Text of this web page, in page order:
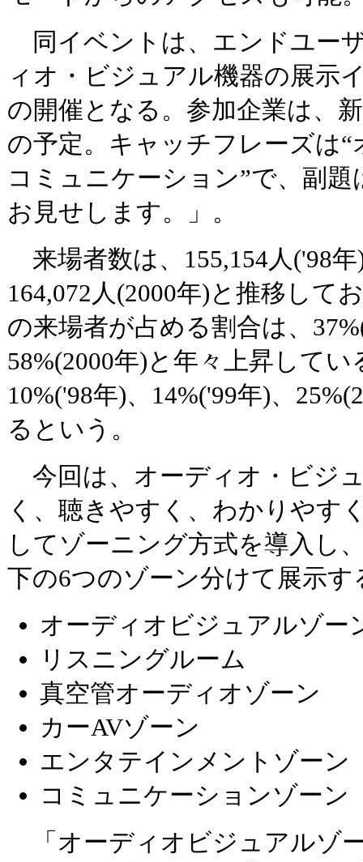
同イベントは、エンドユー
ィオ・ビジュアル機器の展示
の開催となる。参加企業は、
の予定。キャッチフレーズは
コミュニケーション”で、副題
お見せします。」。
来場者数は、155,154人('98年
164,072人(2000年)と推移して
の来場者が占める割合は、
58%(2000年)と年々上昇して
10%('98年)、14%('99年)、
るという。
今回は、オーディオ・ビジ
く、聴きやすく、わかりやす
してゾーニング方式を導入し
下の6つのゾーン分けて展示す
オーディオビジュアルゾー
リスニングルーム
真空管オーディオゾーン
カーAVゾーン
エンタテインメントゾーン
コミュニケーションゾーン
「オーディオビジュアルゾ